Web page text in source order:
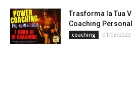
Trasforma la Tua
Coaching
coaching 01/08/2023